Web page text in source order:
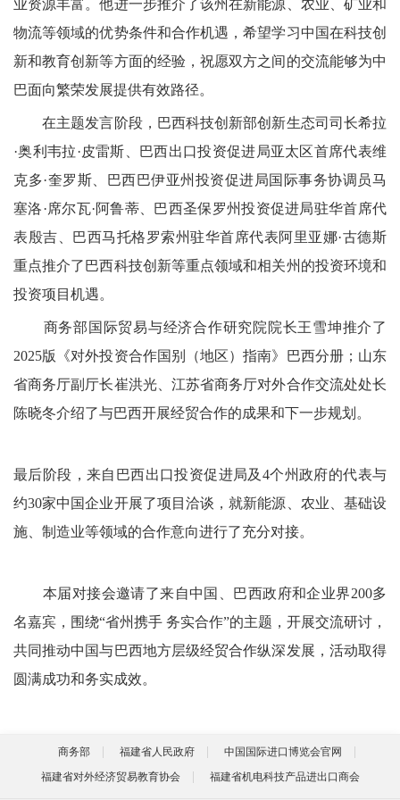
业资源丰富。他进一步推介了该州在新能源、农业、矿业和
物流等领域的优势条件和合作机遇，希望学习中国在科技创
新和教育创新等方面的经验，祝愿双方之间的交流能够为中
巴面向繁荣发展提供有效路径。
在主题发言阶段，巴西科技创新部创新生态司司长希拉
·奥利韦拉·皮雷斯、巴西出口投资促进局亚太区首席代表维
克多·奎罗斯、巴西巴伊亚州投资促进局国际事务协调员马
塞洛·席尔瓦·阿鲁蒂、巴西圣保罗州投资促进局驻华首席代
表殷吉、巴西马托格罗索州驻华首席代表阿里亚娜·古德斯
重点推介了巴西科技创新等重点领域和相关州的投资环境和
投资项目机遇。
商务部国际贸易与经济合作研究院院长王雪坤推介了
2025版《对外投资合作国别（地区）指南》巴西分册；山东
省商务厅副厅长崔洪光、江苏省商务厅对外合作交流处处长
陈晓冬介绍了与巴西开展经贸合作的成果和下一步规划。
最后阶段，来自巴西出口投资促进局及4个州政府的代表与
约30家中国企业开展了项目洽谈，就新能源、农业、基础设
施、制造业等领域的合作意向进行了充分对接。
本届对接会邀请了来自中国、巴西政府和企业界200多
名嘉宾，围绕“省州携手 务实合作”的主题，开展交流研讨，
共同推动中国与巴西地方层级经贸合作纵深发展，活动取得
圆满成功和务实成效。
商务部 福建省人民政府
中国国际进口博览会官网
福建省对外经济贸易教育协会
福建省机电科技产品进出口商会